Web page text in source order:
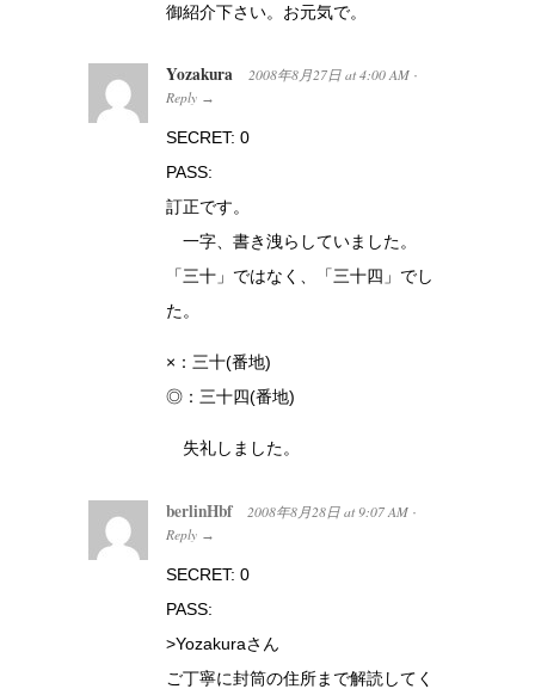
御紹介下さい。お元気で。
Yozakura 2008年8月27日 at 4:00 AM ·
Reply →
SECRET: 0
PASS:
訂正です。
一字、書き洩らしていました。
「三十」ではなく、「三十四」でし
た。
×：三十(番地)
◎：三十四(番地)
失礼しました。
berlinHbf 2008年8月28日 at 9:07 AM ·
Reply →
SECRET: 0
PASS:
>Yozakuraさん
ご丁寧に封筒の住所まで解読してく